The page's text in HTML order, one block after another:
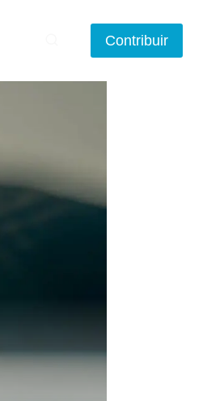
Contribuir